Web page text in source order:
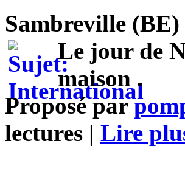
Sambreville
Le jour de
maison .
Proposé par
lectures | Lire